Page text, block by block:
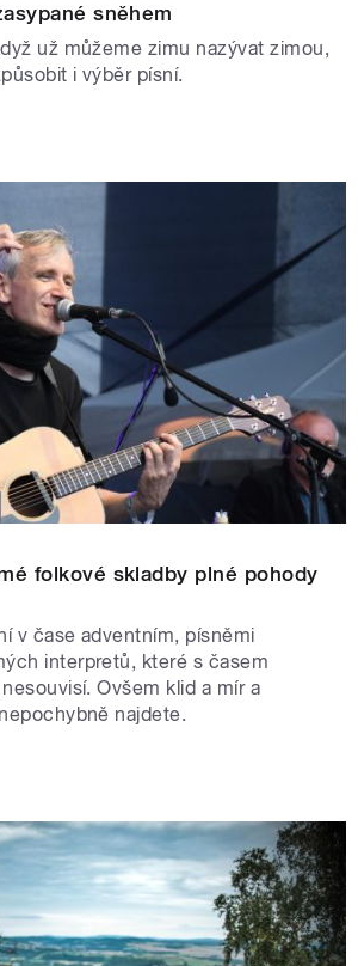
sněhem
už můžeme zimu nazývat zimou,
i výběr písní.
folkové skladby plné pohody
v čase adventním, písněmi
interpretů, které s časem
Ovšem klid a mír a
najdete.